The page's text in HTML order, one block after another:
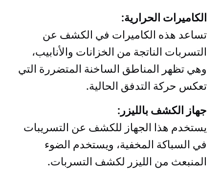
الكاميرات الحرارية:
تساعد هذه الكاميرات في الكشف عن
التسربات الناتجة من الخزانات والأنابيب،
وهي تظهر المناطق الساخنة المتضررة التي
تعكس حركة التدفق الحالية.
جهاز الكشف بالليزر:
يستخدم هذا الجهاز للكشف عن التسريبات
في السباكة المخفية، ويستخدم الضوء
المنبعث من الليزر لكشف التسربات.